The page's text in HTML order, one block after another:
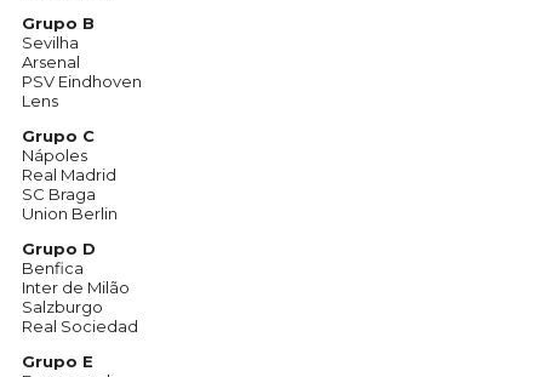
Grupo B
Sevilha
Arsenal
PSV Eindhoven
Lens
Grupo C
Nápoles
Real Madrid
SC Braga
Union Berlin
Grupo D
Benfica
Inter de Milão
Salzburgo
Real Sociedad
Grupo E